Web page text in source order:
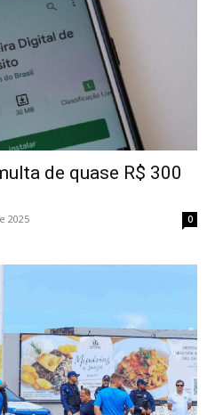
de quase R$ 300
2025 0